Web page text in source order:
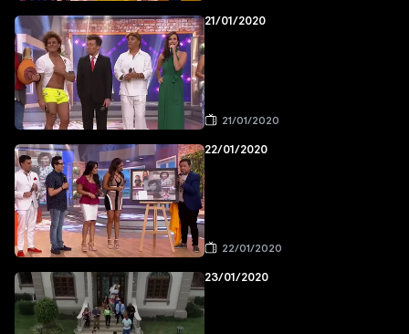
21/01/2020
21/01/2020
22/01/2020
22/01/2020
23/01/2020